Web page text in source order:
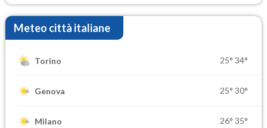
Meteo città italiane
Torino 25° 34°
Genova 25° 30°
Milano 26° 35°